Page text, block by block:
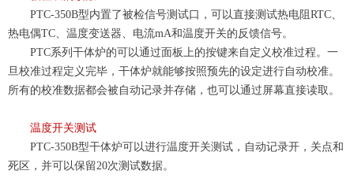
PTC-350B型内置了被检信号测试口，可以直接测试热电阻RTC、
热电偶TC、温度变送器、电流mA和温度开关的反馈信号。
PTC系列干体炉的可以通过面板上的按键来自定义校准过程。一
旦校准过程定义完毕，干体炉就能够按照预先的设定进行自动校准。
所有的校准数据都会被自动记录并存储，也可以通过屏幕直接读取。
温度开关测试
PTC-350B型干体炉可以进行温度开关测试 ， 自动记录开 ， 关点和
死区， 并可以保留20次测试数据。